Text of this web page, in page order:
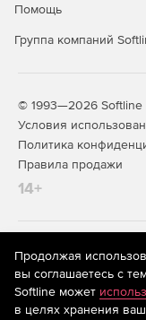
Помощь
Группа компаний
© 1993—2026 Softline
Условия
Политика
Правила продажи
14+
На информационном
рекомендательные
предоставления
систематизации и
предпочтениям
Продолжая
вы соглашаетесь с
Softline может
в целях хранения